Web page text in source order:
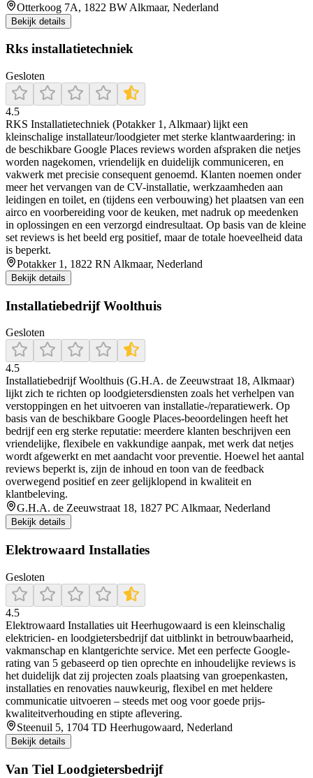
Otterkoog 7A, 1822 BW Alkmaar, Nederland
Bekijk details
Rks installatietechniek
Gesloten
4.5
RKS Installatietechniek (Potakker 1, Alkmaar) lijkt een
kleinschalige installateur/loodgieter met sterke klantwaardering: in
de beschikbare Google Places reviews worden afspraken die netjes
worden nagekomen, vriendelijk en duidelijk communiceren, en
vakwerk met precisie consequent genoemd. Klanten noemen onder
meer het vervangen van de CV-installatie, werkzaamheden aan
leidingen en toilet, en (tijdens een verbouwing) het plaatsen van een
airco en voorbereiding voor de keuken, met nadruk op meedenken
in oplossingen en een verzorgd eindresultaat. Op basis van de kleine
set reviews is het beeld erg positief, maar de totale hoeveelheid data
is beperkt.
Potakker 1, 1822 RN Alkmaar, Nederland
Bekijk details
Installatiebedrijf Woolthuis
Gesloten
4.5
Installatiebedrijf Woolthuis (G.H.A. de Zeeuwstraat 18, Alkmaar)
lijkt zich te richten op loodgietersdiensten zoals het verhelpen van
verstoppingen en het uitvoeren van installatie-/reparatiewerk. Op
basis van de beschikbare Google Places-beoordelingen heeft het
bedrijf een erg sterke reputatie: meerdere klanten beschrijven een
vriendelijke, flexibele en vakkundige aanpak, met werk dat netjes
wordt afgewerkt en met aandacht voor preventie. Hoewel het aantal
reviews beperkt is, zijn de inhoud en toon van de feedback
overwegend positief en zeer gelijklopend in kwaliteit en
klantbeleving.
G.H.A. de Zeeuwstraat 18, 1827 PC Alkmaar, Nederland
Bekijk details
Elektrowaard Installaties
Gesloten
4.5
Elektrowaard Installaties uit Heerhugowaard is een kleinschalig
elektricien- en loodgietersbedrijf dat uitblinkt in betrouwbaarheid,
vakmanschap en klantgerichte service. Met een perfecte Google-
rating van 5 gebaseerd op tien oprechte en inhoudelijke reviews is
het duidelijk dat zij projecten zoals plaatsing van groepenkasten,
installaties en renovaties nauwkeurig, flexibel en met heldere
communicatie uitvoeren – steeds met oog voor goede prijs-
kwaliteitverhouding en stipte aflevering.
Steenuil 5, 1704 TD Heerhugowaard, Nederland
Bekijk details
Van Tiel Loodgietersbedrijf